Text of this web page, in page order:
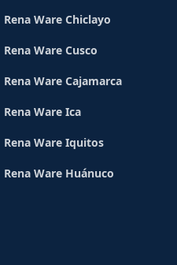
Rena Ware Chiclayo
Rena Ware Cusco
Rena Ware Cajamarca
Rena Ware Ica
Rena Ware Iquitos
Rena Ware Huánuco